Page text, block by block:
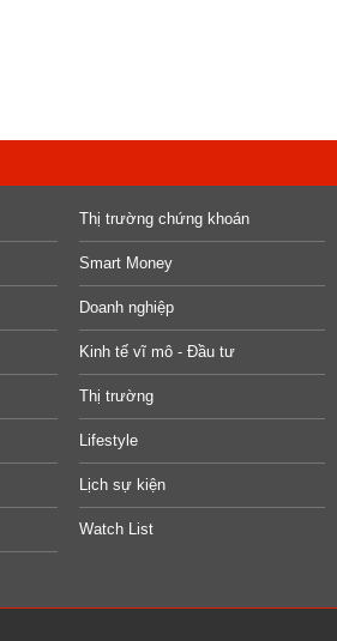
Thị trường chứng khoán
Smart Money
Doanh nghiệp
Kinh tế vĩ mô - Đầu tư
Thị trường
Lifestyle
Lịch sự kiện
Watch List